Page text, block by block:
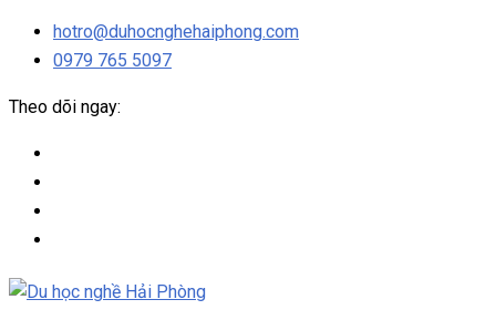
hotro@duhocnghehaiphong.com
0979 765 5097
Theo dõi ngay: